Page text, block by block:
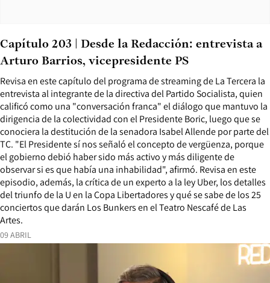
09 ABRIL
Revisa en este capítulo del programa de streaming de La Tercera la
entrevista al integrante de la directiva del Partido Socialista, quien
calificó como una "conversación franca" el diálogo que mantuvo la
dirigencia de la colectividad con el Presidente Boric, luego que se
conociera la destitución de la senadora Isabel Allende por parte del
TC. "El Presidente sí nos señaló el concepto de vergüenza, porque
el gobierno debió haber sido más activo y más diligente de
observar si es que había una inhabilidad", afirmó. Revisa en este
episodio, además, la crítica de un experto a la ley Uber, los detalles
del triunfo de la U en la Copa Libertadores y qué se sabe de los 25
conciertos que darán Los Bunkers en el Teatro Nescafé de Las
Artes.
Capítulo 203 | Desde la Redacción: entrevista a
Arturo Barrios, vicepresidente PS